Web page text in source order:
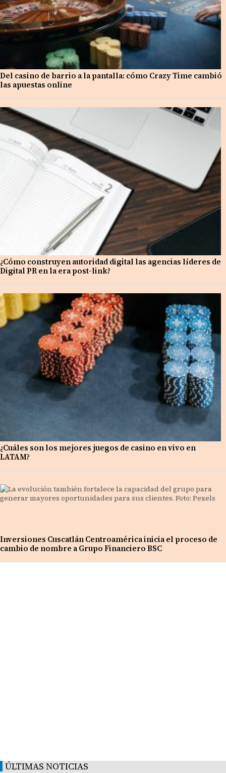
Del casino de barrio a la pantalla: cómo Crazy Time cambió
las apuestas online
¿Cómo construyen autoridad digital las agencias líderes de
Digital PR en la era post-link?
¿Cuáles son los mejores juegos de casino en vivo en
LATAM?
Inversiones Cuscatlán Centroamérica inicia el proceso de
cambio de nombre a Grupo Financiero BSC
ÚLTIMAS NOTICIAS